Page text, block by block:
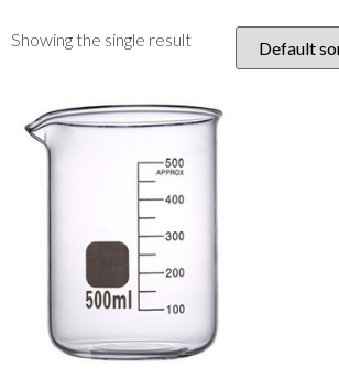
Showing the single result